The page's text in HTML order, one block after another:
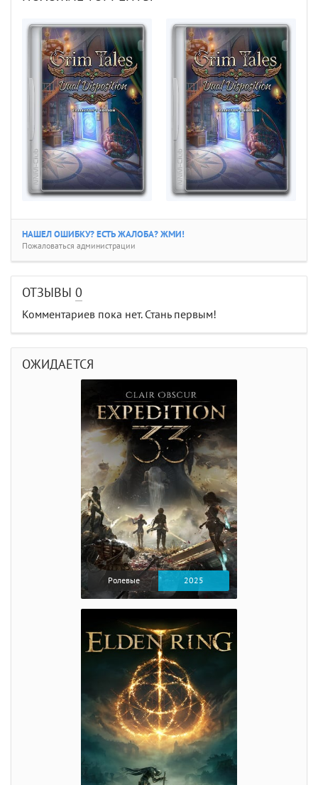
НАШЕЛ ОШИБКУ? ЕСТЬ ЖАЛОБА? ЖМИ!
Пожаловаться администрации
ОТЗЫВЫ 0
Комментариев пока нет. Стань первым!
ОЖИДАЕТСЯ
Ролевые 2025